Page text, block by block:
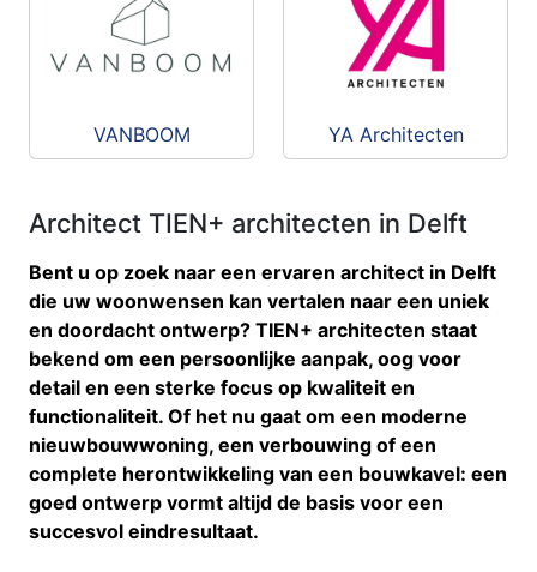
VANBOOM YA Architecten
Architect TIEN+ architecten in Delft
Bent u op zoek naar een ervaren architect in Delft
die uw woonwensen kan vertalen naar een uniek
en doordacht ontwerp? TIEN+ architecten staat
bekend om een persoonlijke aanpak, oog voor
detail en een sterke focus op kwaliteit en
functionaliteit. Of het nu gaat om een moderne
nieuwbouwwoning, een verbouwing of een
complete herontwikkeling van een bouwkavel: een
goed ontwerp vormt altijd de basis voor een
succesvol eindresultaat.